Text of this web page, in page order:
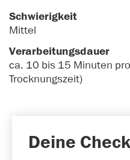
Schwierigkeit
Mittel
Verarbeitungsdauer
ca. 10 bis 15 Minuten
Trocknungszeit)
Deine